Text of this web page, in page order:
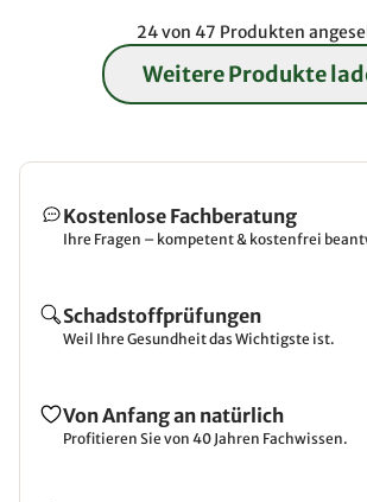
24 von 47 Produkten
Weitere Produkte
Kostenlose Fachberatung
Ihre Fragen – kompetent & kostenfrei
Schadstoffprüfungen
Weil Ihre Gesundheit das Wichtigste ist.
Von Anfang an natürlich
Profitieren Sie von 40 Jahren Fachwissen.